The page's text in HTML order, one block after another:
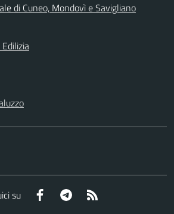
di Cuneo, Mondovì e Savigliano
su Facebook Telegram